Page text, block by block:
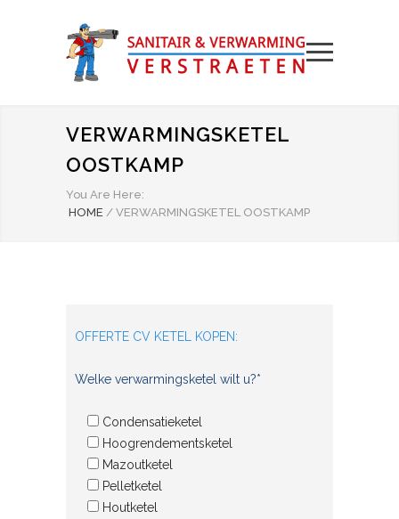
VERWARMINGSKETEL
OOSTKAMP
You Are Here:
HOME / VERWARMINGSKETEL OOSTKAMP
OFFERTE CV KETEL KOPEN:
Welke verwarmingsketel wilt u?*
Condensatieketel
Hoogrendementsketel
Mazoutketel
Pelletketel
Houtketel